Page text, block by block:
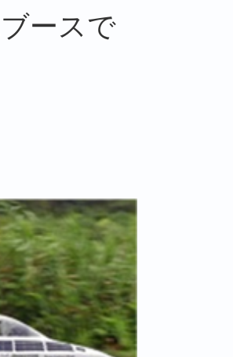
ースで